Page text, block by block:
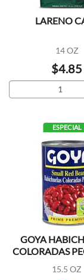
LARENO
14 OZ
$4.85
ESPECIAL
GOYA
COLORADAS
15.5 OZ